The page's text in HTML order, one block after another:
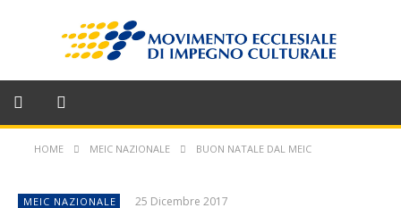
HOME MEIC NAZIONALE BUON NATALE DAL MEIC
MEIC NAZIONALE 25 Dicembre 2017